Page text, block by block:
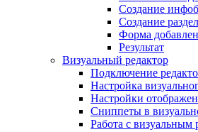
Создание
Создание
Форма
Результат
Визуальный редактор
Подключение
Настройка
Настройки
Сниппеты в
Работа с визуальным